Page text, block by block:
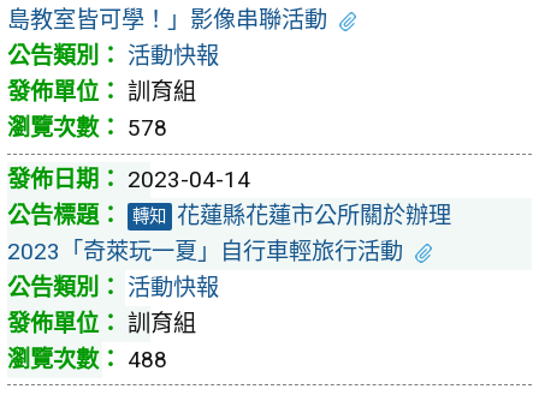
島教室皆可學！」影像串聯活動
活動快報
訓育組
578
2023-04-14
轉知
花蓮縣花蓮市公所關於辦理
2023「奇萊玩一夏」自行車輕旅行活動
活動快報
訓育組
488